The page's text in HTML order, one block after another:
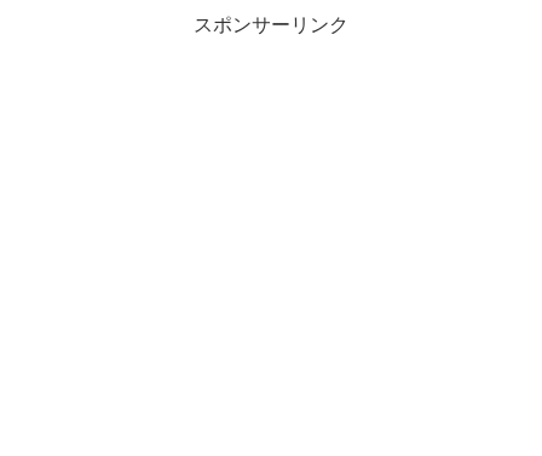
スポンサーリンク